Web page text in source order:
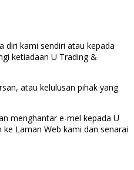
diri kami sendiri atau kepada
ketiadaan U Trading &
atau kelulusan pihak yang
menghantar e-mel kepada U
Laman Web kami dan senarai